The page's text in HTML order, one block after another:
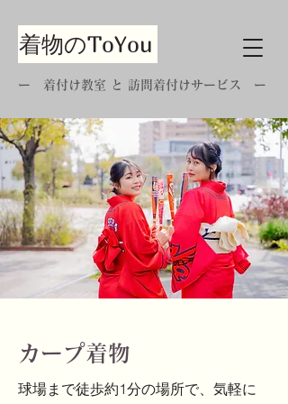
着物のToYou
ー 着付け教室 と 訪問着付けサービス ー
​カープ着物
​球場まで徒歩約1分の場所で、気軽に